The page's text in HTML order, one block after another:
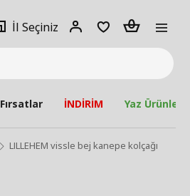
İl Seçiniz
Giriş
Adet
Fırsatlar İNDİRİM Yaz Ürünleri
LILLEHEM vissle bej kanepe kolçağı